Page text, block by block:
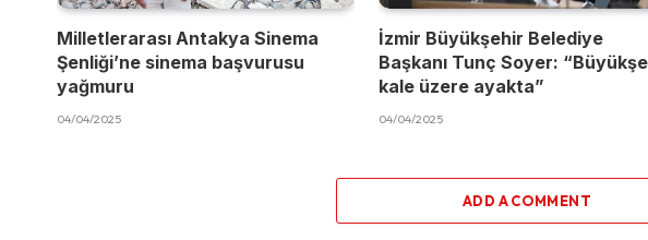
Milletlerarası Antakya Sinema
Şenliği’ne sinema başvurusu
yağmuru
04/04/2025
İzmir Büyükşehir Belediye
Başkanı Tunç Soyer:
kale üzere ayakta”
04/04/2025
ADD A COMMENT